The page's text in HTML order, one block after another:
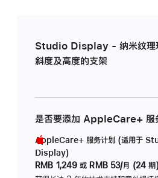
Studio Display - 纳米纹理
斜度及高度的支架
是否要添加 AppleCare+ 服
AppleCare+ 服务计划 (适用于
Display)
RMB 1,249 或 RMB 53/月 (24 期)